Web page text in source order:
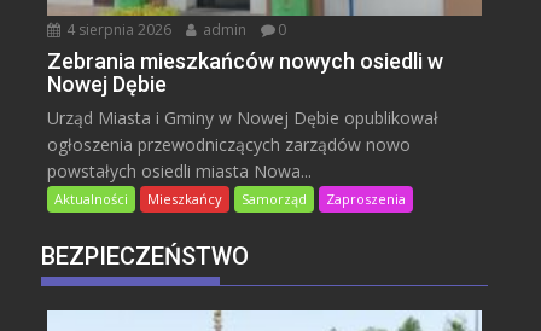
4 sierpnia 2026 admin 0
Zebrania mieszkańców nowych osiedli w
Nowej Dębie
Urząd Miasta i Gminy w Nowej Dębie opublikował
ogłoszenia przewodniczących zarządów nowo
powstałych osiedli miasta Nowa...
Aktualności Mieszkańcy Samorząd Zaproszenia
BEZPIECZEŃSTWO